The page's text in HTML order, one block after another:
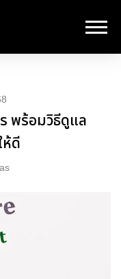
พร้อมวิธีดูแล
ห้ดี